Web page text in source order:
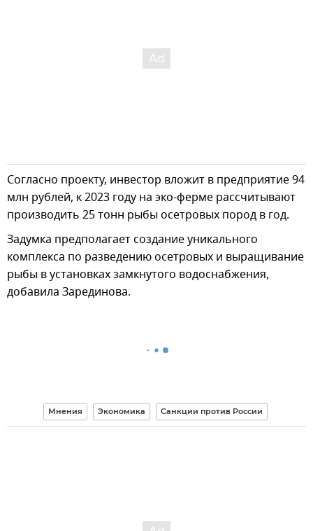
Согласно проекту, инвестор вложит в предприятие 94
млн рублей, к 2023 году на эко-ферме рассчитывают
производить 25 тонн рыбы осетровых пород в год.
Задумка предполагает создание уникального
комплекса по разведению осетровых и выращивание
рыбы в установках замкнутого водоснабжения,
добавила Зарединова.
Мнения Экономика Санкции против России